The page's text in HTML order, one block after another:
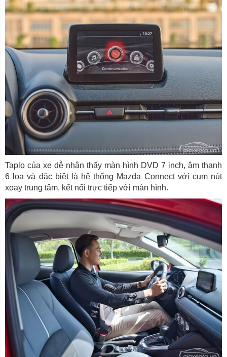
Taplo của xe dễ nhận thấy màn hình DVD 7 inch, âm thanh
6 loa và đặc biệt là hệ thống Mazda Connect với cụm nút
xoay trung tâm, kết nối trực tiếp với màn hình.